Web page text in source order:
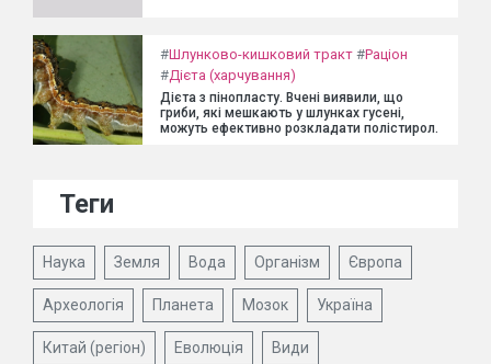
#Шлунково-кишковий тракт #Раціон
#Дієта (харчування)
Дієта з пінопласту. Вчені виявили, що
гриби, які мешкають у шлунках гусені,
можуть ефективно розкладати полістирол.
Теги
Наука Земля Вода Організм Європа
Археологія Планета Мозок Україна
Китай (регіон) Еволюція Види